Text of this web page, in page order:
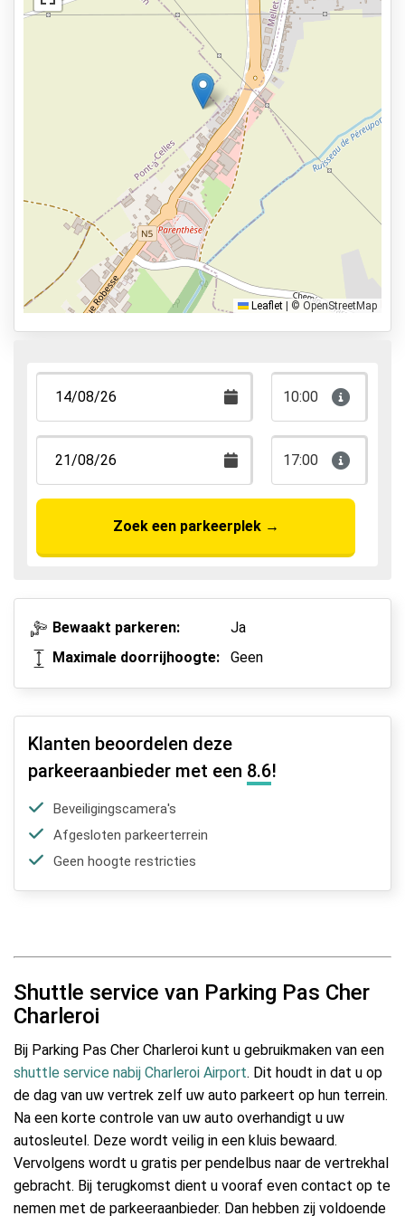
Services
Geopend van 04:00 - 00:00
Shuttle Parking
Valet Parking
Park & Walk
Park, Sleep & Fly
Leaflet © OpenStreetMap
10:00
17:00
Zoek een parkeerplek→
Bewaakt parkeren:
Ja
Maximale doorrijhoogte:
Geen
Klanten beoordelen deze
parkeeraanbieder met een 8.6!
Beveiligingscamera's
Afgesloten parkeerterrein
Geen hoogte restricties
Shuttle service van Parking Pas Cher
Charleroi
Bij Parking Pas Cher Charleroi kunt u gebruikmaken van een
shuttle service nabij Charleroi Airport. Dit houdt in dat u op
de dag van uw vertrek zelf uw auto parkeert op hun terrein.
Na een korte controle van uw auto overhandigt u uw
autosleutel. Deze wordt veilig in een kluis bewaard.
Vervolgens wordt u gratis per pendelbus naar de vertrekhal
gebracht. Bij terugkomst dient u vooraf even contact op te
nemen met de parkeeraanbieder. Dan hebben zij voldoende